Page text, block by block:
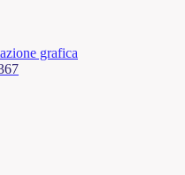
grafica